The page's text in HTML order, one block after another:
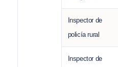
Inspector de
policía rural
Inspector de